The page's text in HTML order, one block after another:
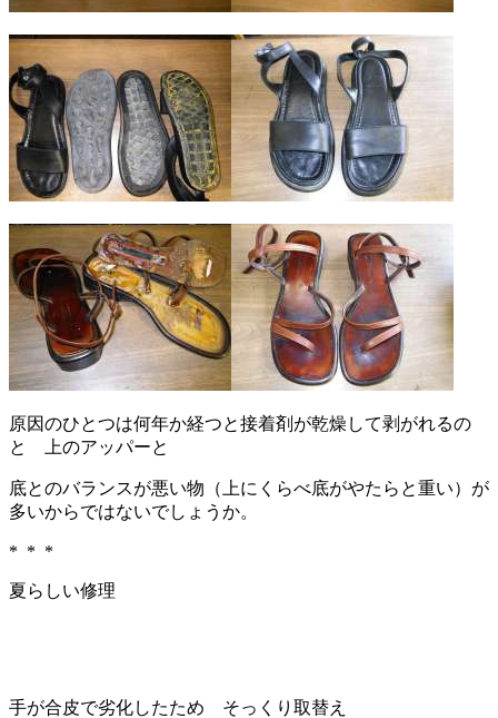
原因のひとつは何年か経つと接着剤が乾燥して剥がれるの
と 上のアッパーと
底とのバランスが悪い物（上にくらべ底がやたらと重い）が
多いからではないでしょうか。
* * *
夏らしい修理
手が合皮で劣化したため そっくり取替え